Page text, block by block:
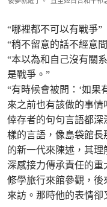
“哪裡都不可以有戰爭”
“稍不留意的話不經意
“本以為和自己沒有關
是戰爭。”
“有時候會被問：‘如果
來之前也有該做的事
倖存者的句句言語都深
樣的言語，像島袋館
的新一代來陳述，其
深感接力傳承責任的
修學旅行來館參觀，
來訪。那時他的表情卻